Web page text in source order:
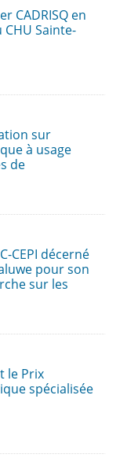
CADRISQ en
Sainte-
sur
à usage
de
CEPI décerné
pour son
sur les
le Prix
spécialisée